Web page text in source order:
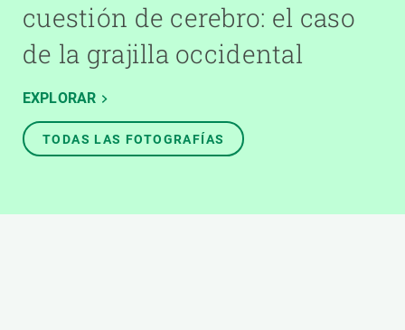
cuestión de cerebro: el caso
de la grajilla occidental
EXPLORAR
TODAS LAS FOTOGRAFÍAS